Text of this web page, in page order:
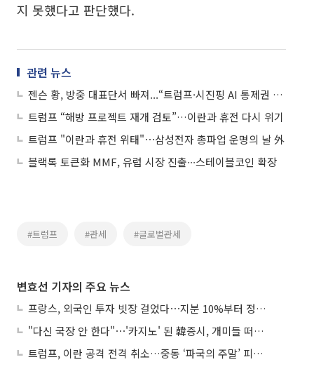
지 못했다고 판단했다.
관련 뉴스
젠슨 황, 방중 대표단서 빠져...“트럼프·시진핑 AI 통제권 시험대”
트럼프 “해방 프로젝트 재개 검토”…이란과 휴전 다시 위기
트럼프 "이란과 휴전 위태"⋯삼성전자 총파업 운명의 날 外
블랙록 토큰화 MMF, 유럽 시장 진출∙∙∙스테이블코인 확장
#트럼프 #관세 #글로벌관세
변효선 기자의 주요 뉴스
프랑스, 외국인 투자 빗장 걸었다⋯지분 10%부터 정부가 승인
"다신 국장 안 한다"⋯'카지노' 된 韓증시, 개미들 떠난다
트럼프, 이란 공격 전격 취소…중동 ‘파국의 주말’ 피했다